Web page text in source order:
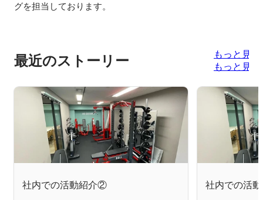
グを担当しております。
最近のストーリー
もっと見る
もっと見る
社内での活動紹介② 社内での活